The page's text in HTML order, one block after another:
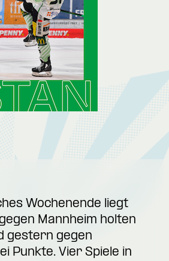
Wochenende liegt
Mannheim holten
gestern gegen
Punkte. Vier Spiele in